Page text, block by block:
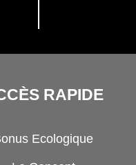
RAPIDE
Ecologique